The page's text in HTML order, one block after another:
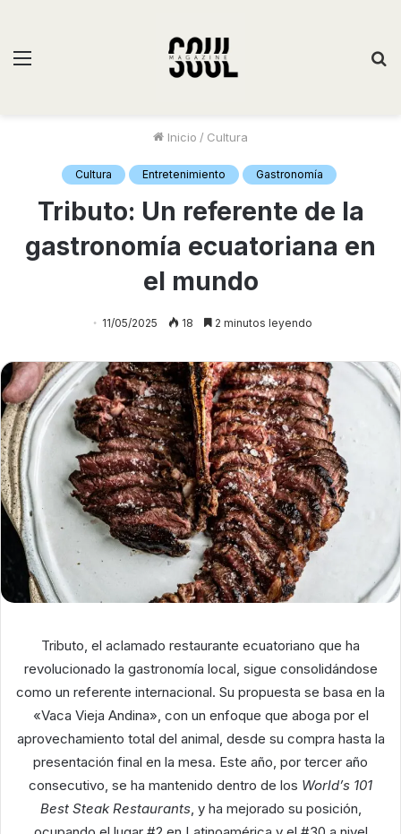
Inicio / Cultura
Cultura Entretenimiento Gastronomía
Tributo: Un referente de la
gastronomía ecuatoriana en
el mundo
11/05/2025 18 2 minutos leyendo
Tributo, el aclamado restaurante ecuatoriano que ha
revolucionado la gastronomía local, sigue consolidándose
como un referente internacional. Su propuesta se basa en la
«Vaca Vieja Andina», con un enfoque que aboga por el
aprovechamiento total del animal, desde su compra hasta la
presentación final en la mesa. Este año, por tercer año
consecutivo, se ha mantenido dentro de los World’s 101
Best Steak Restaurants, y ha mejorado su posición,